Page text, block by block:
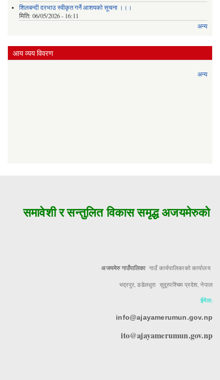
शिलबन्दी दरभाउ स्वीकृत गर्ने आशयको सूचना ।।।
मिति: 06/05/2026 - 16:11
अन्य
आय व्यय विवरण
अन्य
समावेशी र सन्तुलित विकास समृद्ध अजयमेरुको
अजयमेरु गाउँपालिका गाउँ कार्यपालिकाको कार्यालय
भद्रपुर, डडेलधुरा सुदूरपश्चिम प्रदेश, नेपाल
ईमेल:
info@ajayamerumun.gov.np
ito@ajayamerumun.gov.np